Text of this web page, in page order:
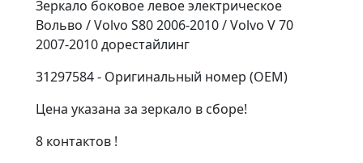
Зеркало боковое левое электрическое
Вольво / Volvo S80 2006-2010 / Volvo V 70
2007-2010 дорестайлинг
31297584 - Оригинальный номер (OEM)
Цена указана за зеркало в сборе!
8 контактов !